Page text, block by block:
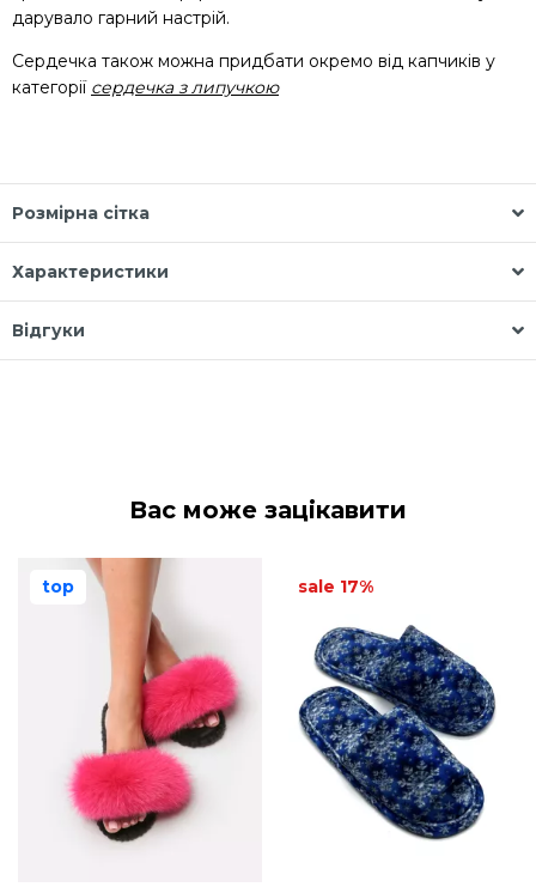
дарувало гарний настрій.
Сердечка також можна придбати окремо від капчиків у
категорії сердечка з липучкою
Розмірна сітка
Характеристики
Відгуки
Вас може зацікавити
top sale 17%